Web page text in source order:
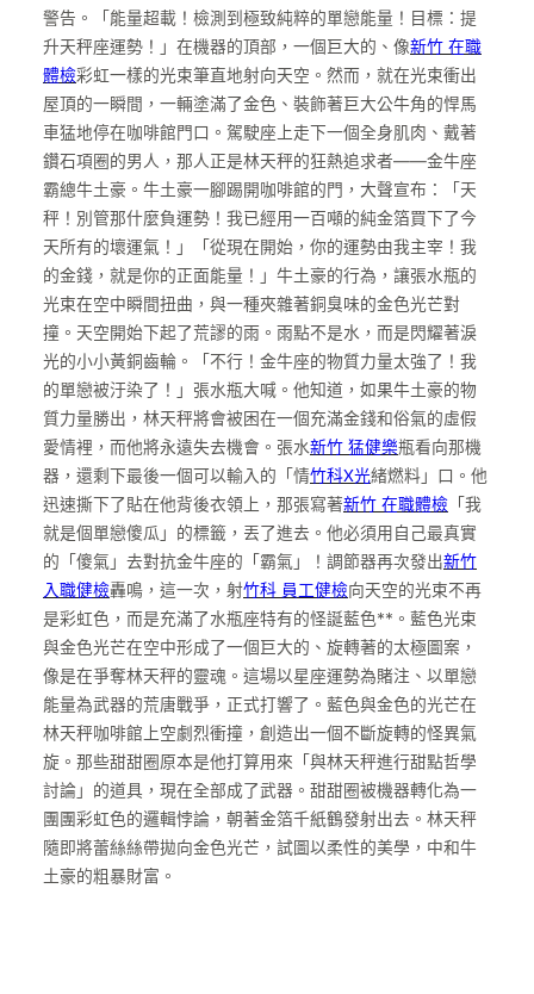
警告。「能量超載！檢測到極致純粹的單戀能量！目標：提
升天秤座運勢！」在機器的頂部，一個巨大的、像新竹 在職
體檢彩虹一樣的光束筆直地射向天空。然而，就在光束衝出
屋頂的一瞬間，一輛塗滿了金色、裝飾著巨大公牛角的悍馬
車猛地停在咖啡館門口。駕駛座上走下一個全身肌肉、戴著
鑽石項圈的男人，那人正是林天秤的狂熱追求者——金牛座
霸總牛土豪。牛土豪一腳踢開咖啡館的門，大聲宣布：「天
秤！別管那什麼負運勢！我已經用一百噸的純金箔買下了今
天所有的壞運氣！」「從現在開始，你的運勢由我主宰！我
的金錢，就是你的正面能量！」牛土豪的行為，讓張水瓶的
光束在空中瞬間扭曲，與一種夾雜著銅臭味的金色光芒對
撞。天空開始下起了荒謬的雨。雨點不是水，而是閃耀著淚
光的小小黃銅齒輪。「不行！金牛座的物質力量太強了！我
的單戀被汙染了！」張水瓶大喊。他知道，如果牛土豪的物
質力量勝出，林天秤將會被困在一個充滿金錢和俗氣的虛假
愛情裡，而他將永遠失去機會。張水新竹 猛健樂瓶看向那機
器，還剩下最後一個可以輸入的「情竹科X光緒燃料」口。他
迅速撕下了貼在他背後衣領上，那張寫著新竹 在職體檢 「我
就是個單戀傻瓜」的標籤，丟了進去。他必須用自己最真實
的「傻氣」去對抗金牛座的「霸氣」！調節器再次發出新竹
入職健檢轟鳴，這一次，射竹科 員工健檢向天空的光束不再
是彩虹色，而是充滿了水瓶座特有的怪誕藍色**。藍色光束
與金色光芒在空中形成了一個巨大的、旋轉著的太極圖案，
像是在爭奪林天秤的靈魂。這場以星座運勢為賭注、以單戀
能量為武器的荒唐戰爭，正式打響了。藍色與金色的光芒在
林天秤咖啡館上空劇烈衝撞，創造出一個不斷旋轉的怪異氣
旋。那些甜甜圈原本是他打算用來「與林天秤進行甜點哲學
討論」的道具，現在全部成了武器。甜甜圈被機器轉化為一
團團彩虹色的邏輯悖論，朝著金箔千紙鶴發射出去。林天秤
隨即將蕾絲絲帶拋向金色光芒，試圖以柔性的美學，中和牛
土豪的粗暴財富。